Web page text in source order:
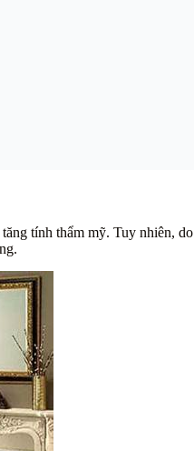
tính thẩm mỹ. Tuy nhiên, do